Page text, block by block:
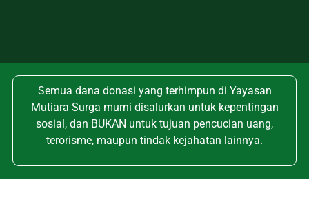
Semua dana donasi yang terhimpun di Yayasan
Mutiara Surga murni disalurkan untuk kepentingan
sosial, dan BUKAN untuk tujuan pencucian uang,
terorisme, maupun tindak kejahatan lainnya.